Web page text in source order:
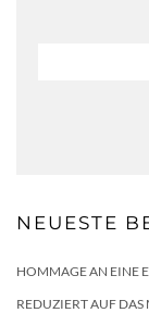
NEUESTE
HOMMAGE AN EINE
REDUZIERT AUF